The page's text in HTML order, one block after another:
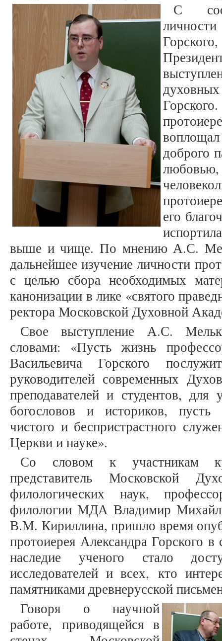
С
доброго
его
выше и чище. По мнению А.С.
дальнейшее изучение личности
с целью сбора необходимых
канонизации в лике «святого
ректора Московской Духовной
Свое выступление А.С.
словами: «Пусть жизнь
Васильевича Горского
руководителей современных
преподавателей и студентов,
богословов и историков, пусть
чистого и беспристрастного
Церкви и науке».
Со словом к участникам
представитель Московской
филологических наук,
филологии МДА Владимир
В.М. Кириллина, пришло время
протоиерея Александра Горского
наследие ученого стало
исследователей и всех, кто
памятниками древнерусской
Говоря о научной
работе, приводящейся в